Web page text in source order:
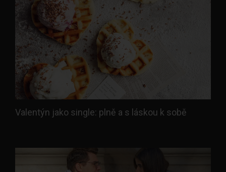
Valentýn jako single: plně a s láskou k sobě